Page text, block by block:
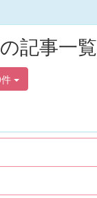
記事一覧